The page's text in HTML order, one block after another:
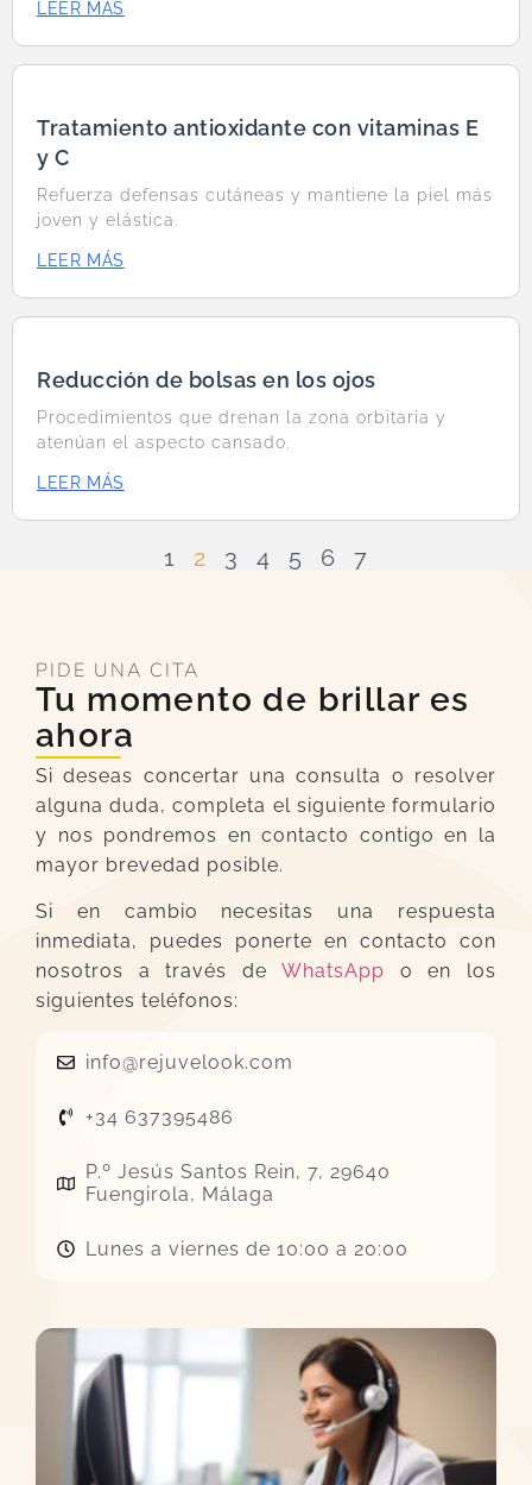
LEER MÁS
Tratamiento antioxidante con vitaminas E
y C
Refuerza defensas cutáneas y mantiene la piel más
joven y elástica.
LEER MÁS
Reducción de bolsas en los ojos
Procedimientos que drenan la zona orbitaria y
atenúan el aspecto cansado.
LEER MÁS
1 2 3 4 5 6 7
PIDE UNA CITA
Tu momento de brillar es
ahora
Si deseas concertar una consulta o resolver
alguna duda, completa el siguiente formulario
y nos pondremos en contacto contigo en la
mayor brevedad posible.
Si en cambio necesitas una respuesta
inmediata, puedes ponerte en contacto con
nosotros a través deWhatsApp o en los
siguientes teléfonos:
info@rejuvelook.com
+34 637395486
P.º Jesús Santos Rein, 7, 29640
Fuengirola, Málaga
Lunes a viernes de 10:00 a 20:00